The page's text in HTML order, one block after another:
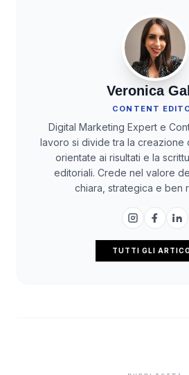
Veronica
CONTENT
Digital Marketing Expert e
lavoro si divide tra la creazione
orientate ai risultati e la
editoriali. Crede nel valore
chiara, strategica e ben
TUTTI GLI